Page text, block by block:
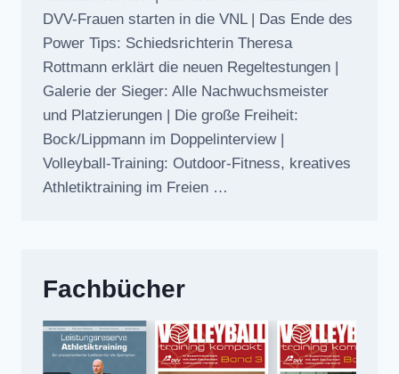
DVV-Frauen starten in die VNL | Das Ende des
Power Tips: Schiedsrichterin Theresa
Rottmann erklärt die neuen Regeltestungen |
Galerie der Sieger: Alle Nachwuchsmeister
und Platzierungen | Die große Freiheit:
Bock/Lippmann im Doppelinterview |
Volleyball-Training: Outdoor-Fitness, kreatives
Athletiktraining im Freien …
Fachbücher